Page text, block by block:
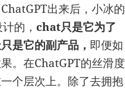
出来后，小冰的
的， chat只是它为了
是它的副产品， 即便如
。在ChatGPT的丝滑度
个层次上。除了去拥抱